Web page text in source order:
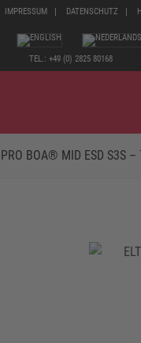
IMPRESSUM DATENSCHUTZ
TEL.: +49 (0) 2825 80168
BOA® MID ESD S3S –